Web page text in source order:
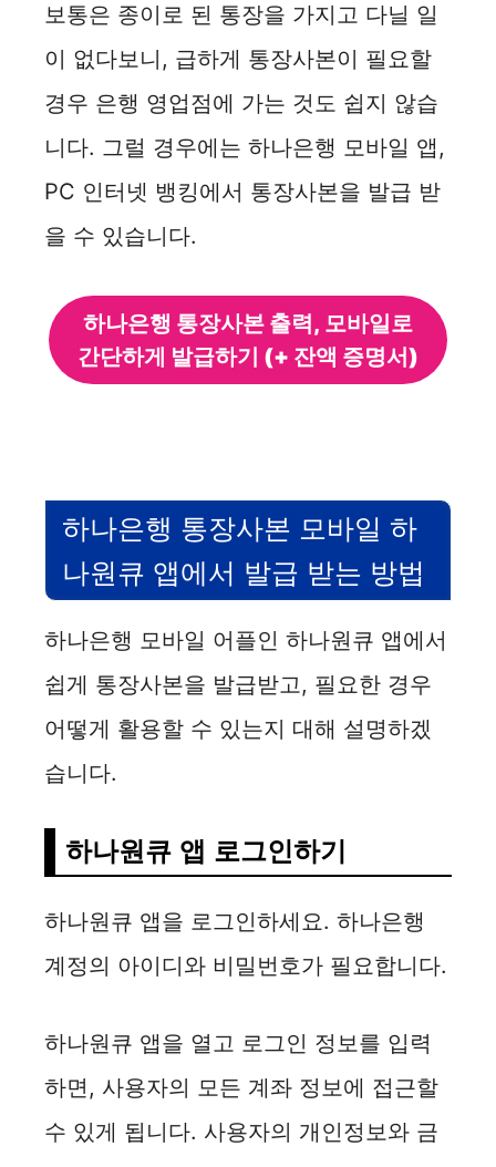
보통은 종이로 된 통장을 가지고 다닐 일
이 없다보니, 급하게 통장사본이 필요할
경우 은행 영업점에 가는 것도 쉽지 않습
니다. 그럴 경우에는 하나은행 모바일 앱,
PC 인터넷 뱅킹에서 통장사본을 발급 받
을 수 있습니다.
하나은행 통장사본 출력, 모바일로
간단하게 발급하기 (+ 잔액 증명서)
하나은행 통장사본 모바일 하
나원큐 앱에서 발급 받는 방법
하나은행 모바일 어플인 하나원큐 앱에서
쉽게 통장사본을 발급받고, 필요한 경우
어떻게 활용할 수 있는지 대해 설명하겠
습니다.
하나원큐 앱 로그인하기
하나원큐 앱을 로그인하세요. 하나은행
계정의 아이디와 비밀번호가 필요합니다.
하나원큐 앱을 열고 로그인 정보를 입력
하면, 사용자의 모든 계좌 정보에 접근할
수 있게 됩니다. 사용자의 개인정보와 금